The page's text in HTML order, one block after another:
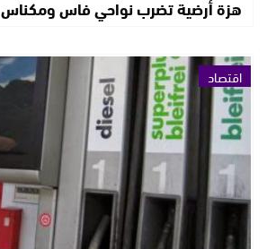
هزة أرضية تضرب نواحي فاس ومكناس
اقتصاد